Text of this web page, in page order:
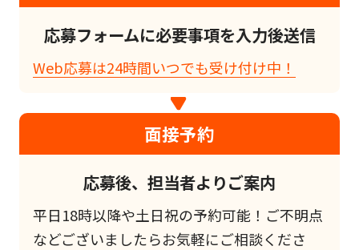
応募フォームに必要事項を入力後送信
Web応募は24時間いつでも受け付け中！
面接予約
応募後、担当者よりご案内
平日18時以降や土日祝の予約可能！ご不明点
などございましたらお気軽にご相談くださ